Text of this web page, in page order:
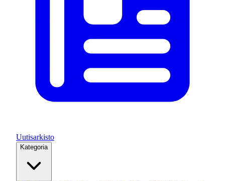
Uutisarkisto
Kategoria